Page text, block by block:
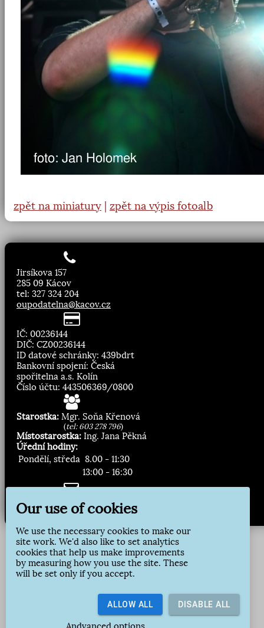
zpět na miniatury zpět na výpis fotoalb
Jirsíkova 157
285 09 Kácov
tel: 327 324 204
oupodatelna@kacov.cz
IČ: 00236144
DIČ: CZ00236144
ID datové schránky: 439bdrt
Bankovní spojení: Česká
spořitelna a.s. Kolín
Číslo účtu: 443506369/0800
Starostka: Mgr. Soňa Křenová
(tel: 603 278 796)
Místostarostka: Ing. Jana Pěkná
Úřední hodiny:
Pondělí, středa 8.00 - 11:30
13:00 - 16:30
Zasílání novinek:
Přihlásit odběr
Our use of cookies
We use the necessary cookies to make our
site work. We'd also like to set analytics
cookies that help us make improvements
by measuring how you use the site. These
will be set only if you accept.
ALLOW ALL DISABLE ALL